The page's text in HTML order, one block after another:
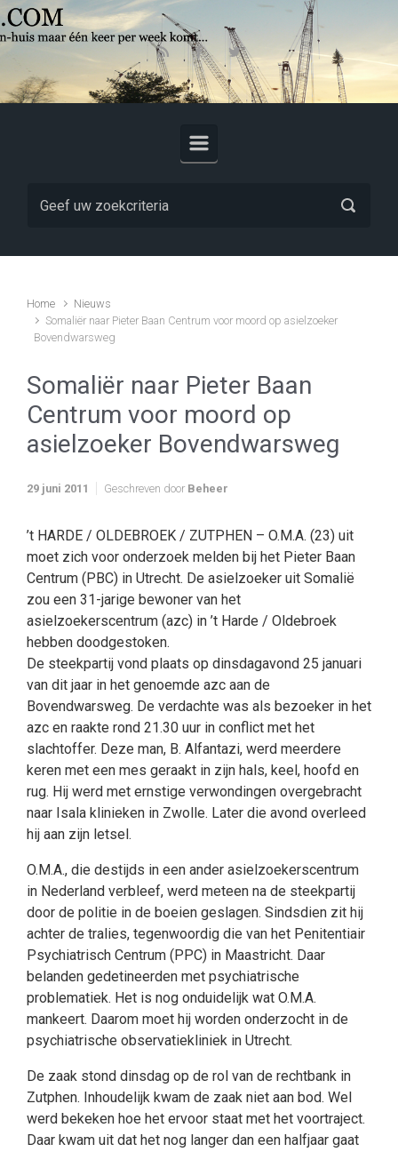
Skip to main content
Home
Nieuws
Somaliër naar Pieter Baan Centrum voor moord op asielzoeker
Bovendwarsweg
Somaliër naar Pieter Baan
Centrum voor moord op
asielzoeker Bovendwarsweg
29 juni 2011 Geschreven door Beheer
’t HARDE / OLDEBROEK / ZUTPHEN – O.M.A. (23) uit
moet zich voor onderzoek melden bij het Pieter Baan
Centrum (PBC) in Utrecht. De asielzoeker uit Somalië
zou een 31-jarige bewoner van het
asielzoekerscentrum (azc) in ’t Harde / Oldebroek
hebben doodgestoken.
De steekpartij vond plaats op dinsdagavond 25 januari
van dit jaar in het genoemde azc aan de
Bovendwarsweg. De verdachte was als bezoeker in het
azc en raakte rond 21.30 uur in conflict met het
slachtoffer. Deze man, B. Alfantazi, werd meerdere
keren met een mes geraakt in zijn hals, keel, hoofd en
rug. Hij werd met ernstige verwondingen overgebracht
naar Isala klinieken in Zwolle. Later die avond overleed
hij aan zijn letsel.
O.M.A., die destijds in een ander asielzoekerscentrum
in Nederland verbleef, werd meteen na de steekpartij
door de politie in de boeien geslagen. Sindsdien zit hij
achter de tralies, tegenwoordig die van het Penitentiair
Psychiatrisch Centrum (PPC) in Maastricht. Daar
belanden gedetineerden met psychiatrische
problematiek. Het is nog onduidelijk wat O.M.A.
mankeert. Daarom moet hij worden onderzocht in de
psychiatrische observatiekliniek in Utrecht.
De zaak stond dinsdag op de rol van de rechtbank in
Zutphen. Inhoudelijk kwam de zaak niet aan bod. Wel
werd bekeken hoe het ervoor staat met het voortraject.
Daar kwam uit dat het nog langer dan een halfjaar gaat